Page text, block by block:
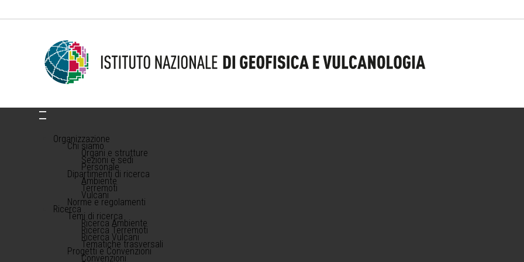
Organizzazione
Chi siamo
Organi e strutture
Sezioni e sedi
Personale
Dipartimenti di ricerca
Ambiente
Terremoti
Vulcani
Norme e regolamenti
Ricerca
Temi di ricerca
Ricerca Ambiente
Ricerca Terremoti
Ricerca Vulcani
Tematiche trasversali
Progetti e Convenzioni
Convenzioni